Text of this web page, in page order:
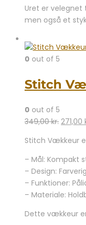
Uret er velegnet
men også et
0 out of 5
Stitch
0 out of 5
349,00kr. Den
pris
var:
349,00
271,00
Stitch Vækkeur
– Mål: Kompakt
– Design:
– Funktioner:
– Materiale:
Dette vækkeur